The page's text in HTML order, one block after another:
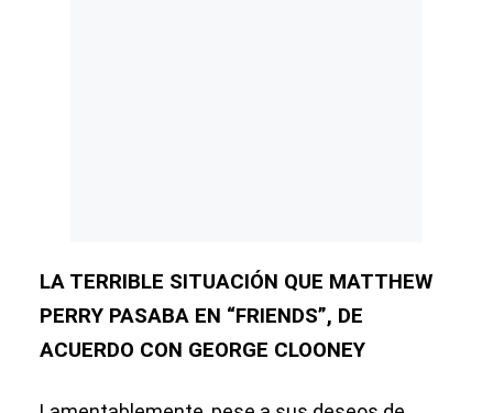
LA TERRIBLE SITUACIÓN QUE MATTHEW
PERRY PASABA EN “FRIENDS”, DE
ACUERDO CON GEORGE CLOONEY